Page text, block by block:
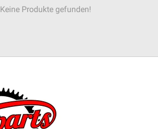
Keine Produkte gefunden!